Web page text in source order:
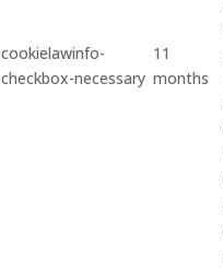
cookielawinfo-
checkbox-necessary
11
months